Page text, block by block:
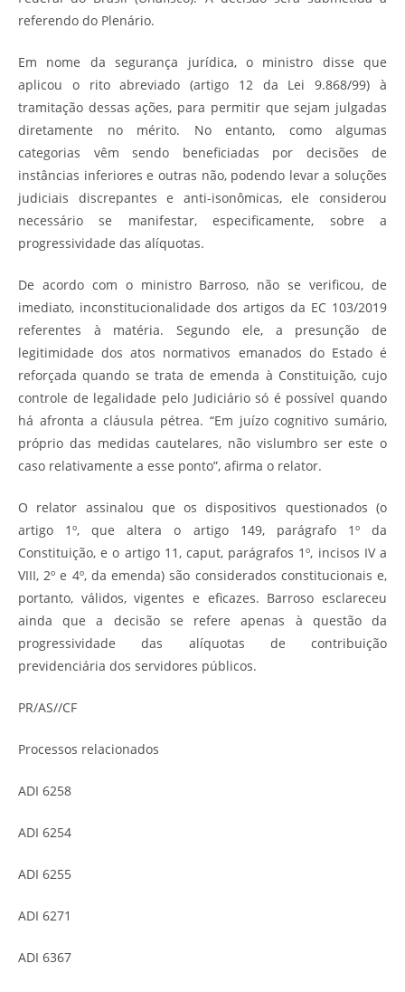
referendo do Plenário.
Em nome da segurança jurídica, o ministro disse que
aplicou o rito abreviado (artigo 12 da Lei 9.868/99) à
tramitação dessas ações, para permitir que sejam julgadas
diretamente no mérito. No entanto, como algumas
categorias vêm sendo beneficiadas por decisões de
instâncias inferiores e outras não, podendo levar a soluções
judiciais discrepantes e anti-isonômicas, ele considerou
necessário se manifestar, especificamente, sobre a
progressividade das alíquotas.
De acordo com o ministro Barroso, não se verificou, de
imediato, inconstitucionalidade dos artigos da EC 103/2019
referentes à matéria. Segundo ele, a presunção de
legitimidade dos atos normativos emanados do Estado é
reforçada quando se trata de emenda à Constituição, cujo
controle de legalidade pelo Judiciário só é possível quando
há afronta a cláusula pétrea. “Em juízo cognitivo sumário,
próprio das medidas cautelares, não vislumbro ser este o
caso relativamente a esse ponto”, afirma o relator.
O relator assinalou que os dispositivos questionados (o
artigo 1º, que altera o artigo 149, parágrafo 1º da
Constituição, e o artigo 11, caput, parágrafos 1º, incisos IV a
VIII, 2º e 4º, da emenda) são considerados constitucionais e,
portanto, válidos, vigentes e eficazes. Barroso esclareceu
ainda que a decisão se refere apenas à questão da
progressividade das alíquotas de contribuição
previdenciária dos servidores públicos.
PR/AS//CF
Processos relacionados
ADI 6258
ADI 6254
ADI 6255
ADI 6271
ADI 6367